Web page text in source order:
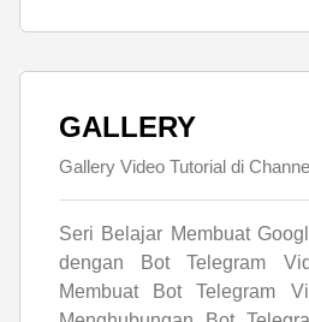
GALLERY
Gallery Video Tutorial di
Seri Belajar Membuat
dengan Bot Telegram
Membuat Bot Telegram